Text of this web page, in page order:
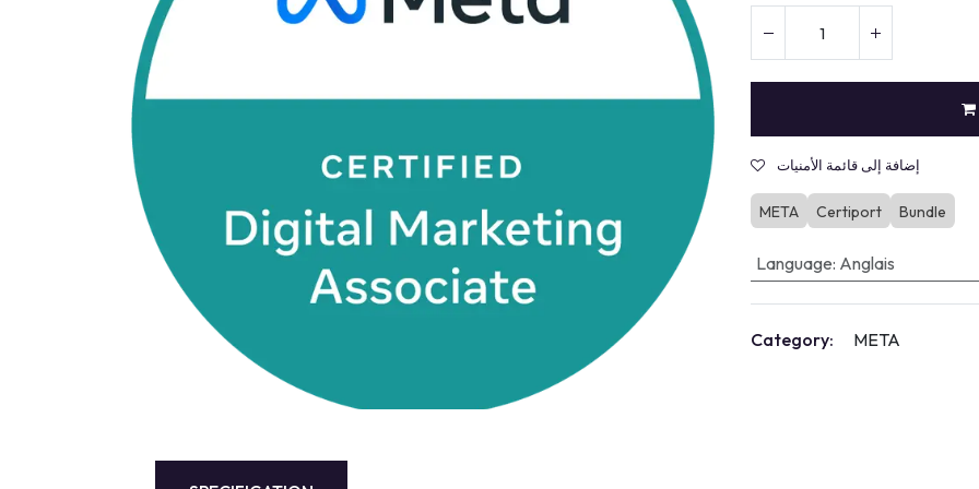
Terraform
Autodesk
Intelligence Artificielle
إضافة إلى قائمة الأمنيات
META Certiport Bundle
Language: Anglais
Category: META